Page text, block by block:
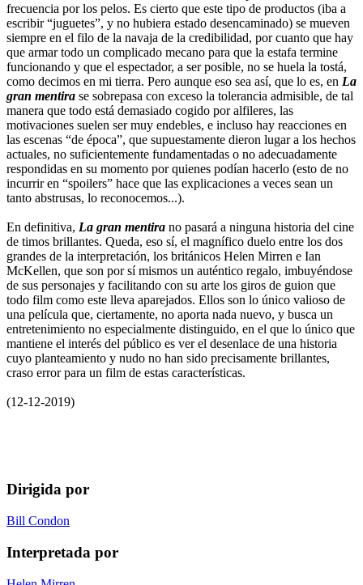
frecuencia por los pelos. Es cierto que este tipo de productos (iba a
escribir “juguetes”, y no hubiera estado desencaminado) se mueven
siempre en el filo de la navaja de la credibilidad, por cuanto que hay
que armar todo un complicado mecano para que la estafa termine
funcionando y que el espectador, a ser posible, no se huela la tostá,
como decimos en mi tierra. Pero aunque eso sea así, que lo es, en La
gran mentira se sobrepasa con exceso la tolerancia admisible, de tal
manera que todo está demasiado cogido por alfileres, las
motivaciones suelen ser muy endebles, e incluso hay reacciones en
las escenas “de época”, que supuestamente dieron lugar a los hechos
actuales, no suficientemente fundamentadas o no adecuadamente
respondidas en su momento por quienes podían hacerlo (esto de no
incurrir en “spoilers” hace que las explicaciones a veces sean un
tanto abstrusas, lo reconocemos...).
En definitiva, La gran mentira no pasará a ninguna historia del cine
de timos brillantes. Queda, eso sí, el magnífico duelo entre los dos
grandes de la interpretación, los británicos Helen Mirren e Ian
McKellen, que son por sí mismos un auténtico regalo, imbuyéndose
de sus personajes y facilitando con su arte los giros de guion que
todo film como este lleva aparejados. Ellos son lo único valioso de
una película que, ciertamente, no aporta nada nuevo, y busca un
entretenimiento no especialmente distinguido, en el que lo único que
mantiene el interés del público es ver el desenlace de una historia
cuyo planteamiento y nudo no han sido precisamente brillantes,
craso error para un film de estas características.
(12-12-2019)
Dirigida por
Bill Condon
Interpretada por